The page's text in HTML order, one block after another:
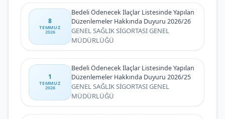
8
TEMMUZ
2026
Bedeli Ödenecek İlaçlar Listesinde Yapılan
Düzenlemeler Hakkında Duyuru 2026/26
GENEL SAĞLIK SİGORTASI GENEL
MÜDÜRLÜĞÜ
1
TEMMUZ
2026
Bedeli Ödenecek İlaçlar Listesinde Yapılan
Düzenlemeler Hakkında Duyuru 2026/25
GENEL SAĞLIK SİGORTASI GENEL
MÜDÜRLÜĞÜ